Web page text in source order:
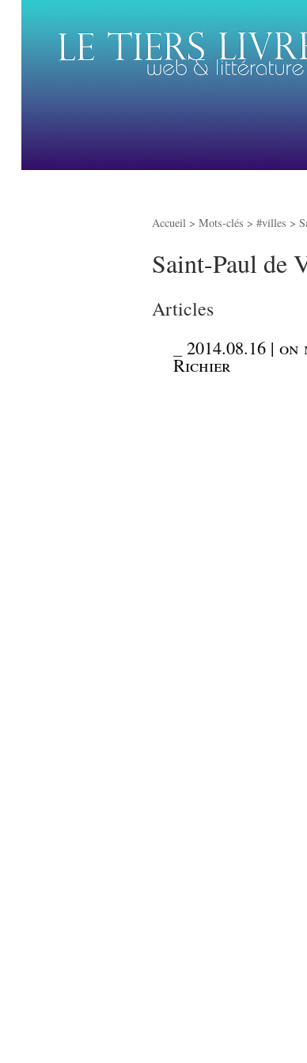
Accueil > Mots-clés > #villes >
Saint-Paul de
Articles
2014.08.16 |
Richier